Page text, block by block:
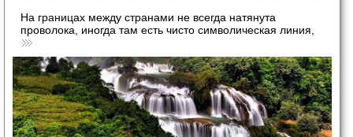
На границах между странами не всегда натянута
проволока, иногда там есть чисто символическая линия,